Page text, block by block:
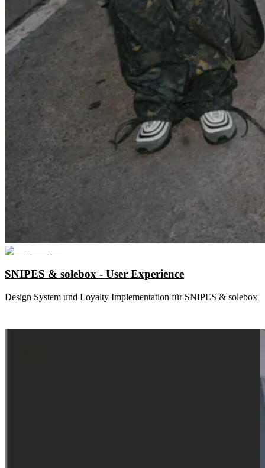
SNIPES & solebox - User Experience
Design System und Loyalty Implementation für SNIPES & solebox